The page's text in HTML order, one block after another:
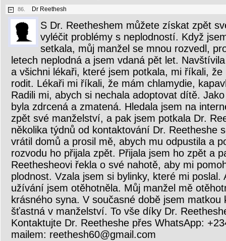
86. Dr Reethesh
S Dr. Reetheshem můžete získat zpět
vyléčit problémy s neplodností. Když
setkala, můj manžel se mnou rozvedl,
letech neplodná a jsem vdaná pět let.
a všichni lékaři, které jsem potkala, mi říkali,
rodit. Lékaři mi říkali, že mám chlamydie,
Radili mi, abych si nechala adoptovat dítě.
byla zdrcená a zmatená. Hledala jsem na
zpět své manželství, a pak jsem potkala Dr.
několika týdnů od kontaktování Dr. Reetheshe
vrátil domů a prosil mě, abych mu odpustila a
rozvodu ho přijala zpět. Přijala jsem ho zpět a
Reethesheovi řekla o své nahotě, aby mi
plodnost. Vzala jsem si bylinky, které mi poslal.
užívání jsem otěhotněla. Můj manžel mě
krásného syna. V současné době jsem matkou
šťastná v manželství. To vše díky Dr.
Kontaktujte Dr. Reetheshe přes WhatsApp:
mailem: reethesh60@gmail.com